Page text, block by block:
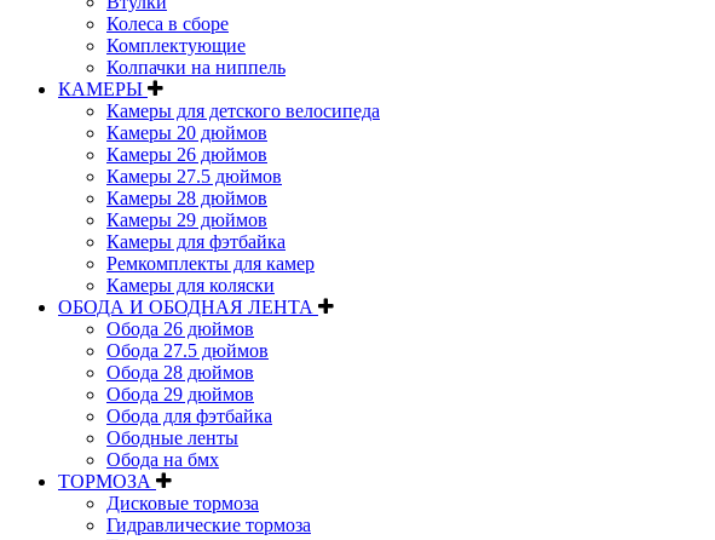
Колеса в сборе
Комплектующие
Колпачки на ниппель
КАМЕРЫ
Камеры для детского велосипеда
Камеры 20 дюймов
Камеры 26 дюймов
Камеры 27.5 дюймов
Камеры 28 дюймов
Камеры 29 дюймов
Камеры для фэтбайка
Ремкомплекты для камер
Камеры для коляски
ОБОДА И ОБОДНАЯ ЛЕНТА
Обода 26 дюймов
Обода 27.5 дюймов
Обода 28 дюймов
Обода 29 дюймов
Обода для фэтбайка
Ободные ленты
Обода на бмх
ТОРМОЗА
Дисковые тормоза
Гидравлические тормоза